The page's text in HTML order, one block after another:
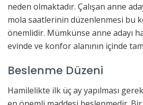
neden olmaktadır. Çalışan anne
mola saatlerinin düzenlenmesi bu
önemlidir. Mümkünse anne adayı
evinde ve konfor alanının içinde
Beslenme Düzeni
Hamilelikte ilk üç ay yapılması